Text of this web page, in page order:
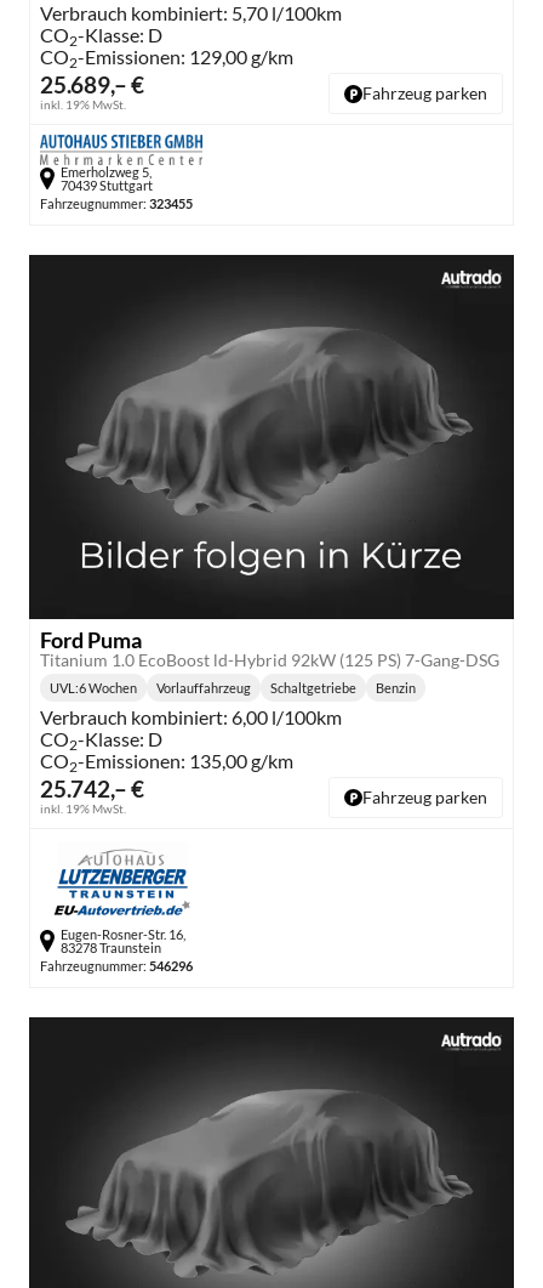
25.689,– €
inkl. 19% MwSt.
Verbrauch kombiniert: 5,70 l/100km
CO2-Klasse: D
CO2-Emissionen: 129,00 g/km
Fahrzeug parken
Emerholzweg 5,
70439 Stuttgart
Fahrzeugnummer: 323455
Ford Puma
Titanium 1.0 EcoBoost ld-Hybrid 92kW (125 PS) 7-Gang-DSG
25.742,– €
inkl. 19% MwSt.
Lieferzeit:
UVL :6 Wochen Vorlauffahrzeug
Getriebe:
Schaltgetriebe
Kraftstoff:
Benzin
Verbrauch kombiniert: 6,00 l/100km
CO2-Klasse: D
CO2-Emissionen: 135,00 g/km
Fahrzeug parken
Eugen-Rosner-Str. 16,
83278 Traunstein
Fahrzeugnummer: 546296